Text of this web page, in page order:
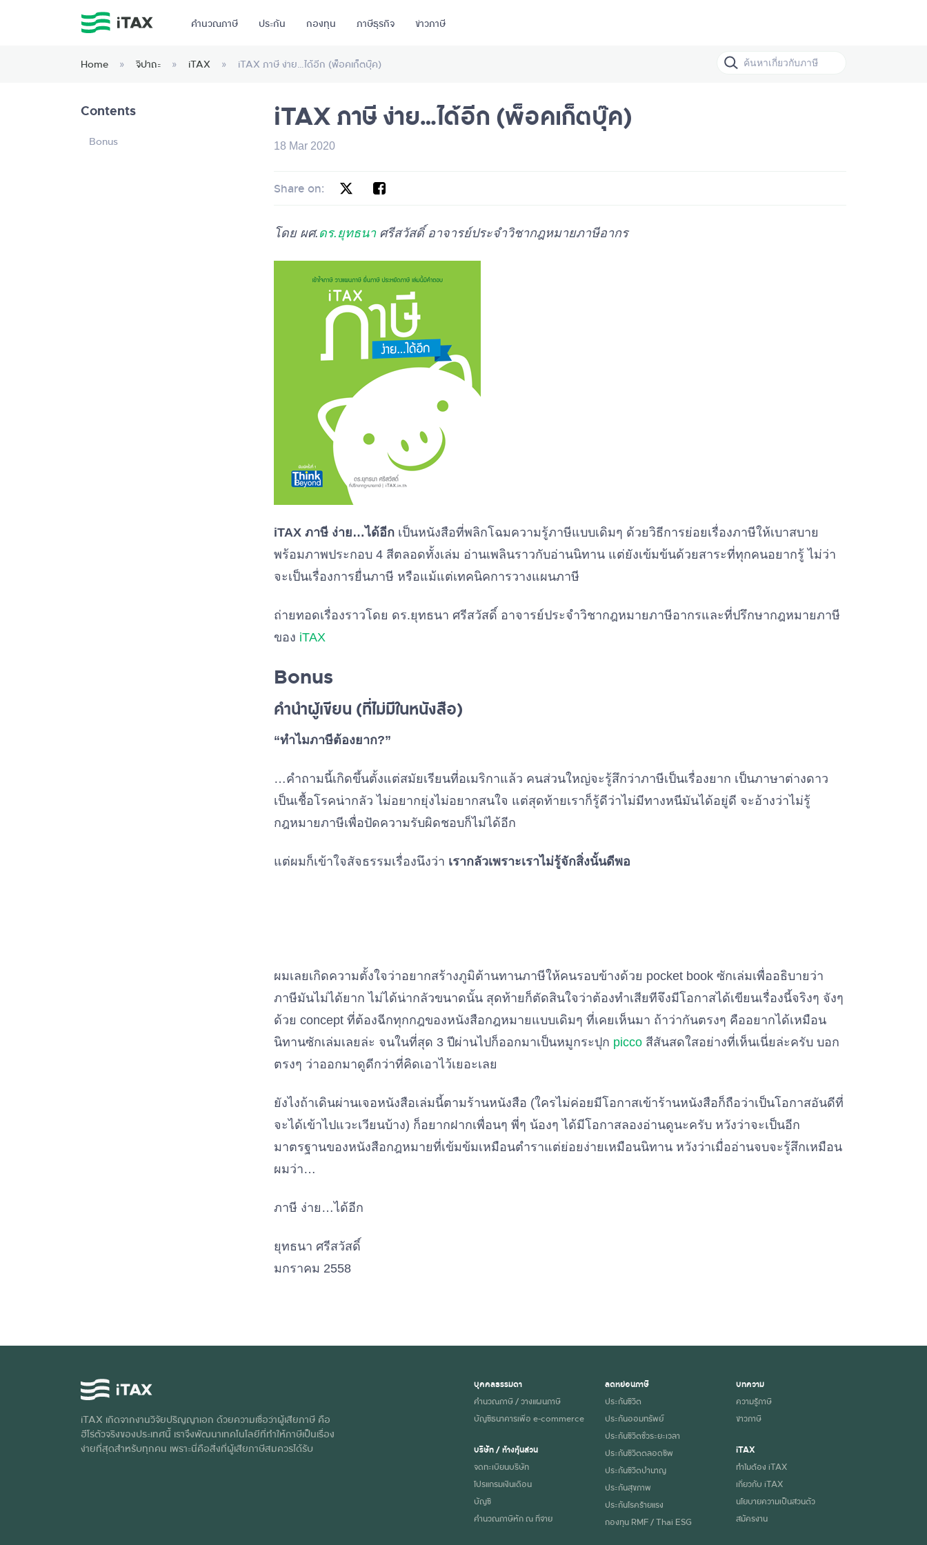
คำนวณภาษี ประกัน กองทุน ภาษีธุรกิจ ข่าวภาษี
Home » จิปาถะ » iTAX » iTAX ภาษี ง่าย…ได้อีก (พ็อคเก็ตบุ๊ค)
Contents
Bonus
iTAX ภาษี ง่าย…ได้อีก (พ็อคเก็ตบุ๊ค)
18 Mar 2020
Share on:
โดย ผศ. ดร.ยุทธนาศรีสวัสดิ์ อาจารย์ประจำวิชากฎหมายภาษีอากร
iTAX ภาษี ง่าย…ได้อีก เป็นหนังสือที่พลิกโฉมความรู้ภาษีแบบเดิมๆ ด้วยวิธีการย่อยเรื่องภาษีให้เบาสบาย
พร้อมภาพประกอบ 4 สีตลอดทั้งเล่ม อ่านเพลินราวกับอ่านนิทาน แต่ยังเข้มข้นด้วยสาระที่ทุกคนอยากรู้ ไม่ว่า
จะเป็นเรื่องการยื่นภาษี หรือแม้แต่เทคนิคการวางแผนภาษี
ถ่ายทอดเรื่องราวโดย ดร.ยุทธนา ศรีสวัสดิ์ อาจารย์ประจำวิชากฎหมายภาษีอากรและที่ปรึกษากฎหมายภาษี
ของ iTAX
Bonus
คำนำผู้เขียน (ที่ไม่มีในหนังสือ)
“ทำไมภาษีต้องยาก?”
…คำถามนี้เกิดขึ้นตั้งแต่สมัยเรียนที่อเมริกาแล้ว คนส่วนใหญ่จะรู้สึกว่าภาษีเป็นเรื่องยาก เป็นภาษาต่างดาว
เป็นเชื้อโรคน่ากลัว ไม่อยากยุ่งไม่อยากสนใจ แต่สุดท้ายเราก็รู้ดีว่าไม่มีทางหนีมันได้อยู่ดี จะอ้างว่าไม่รู้
กฎหมายภาษีเพื่อปัดความรับผิดชอบก็ไม่ได้อีก
แต่ผมก็เข้าใจสัจธรรมเรื่องนึงว่า เรากลัวเพราะเราไม่รู้จักสิ่งนั้นดีพอ
ผมเลยเกิดความตั้งใจว่าอยากสร้างภูมิต้านทานภาษีให้คนรอบข้างด้วย pocket book ซักเล่มเพื่ออธิบายว่า
ภาษีมันไม่ได้ยาก ไม่ได้น่ากลัวขนาดนั้น สุดท้ายก็ตัดสินใจว่าต้องทำเสียทีจึงมีโอกาสได้เขียนเรื่องนี้จริงๆ จังๆ
ด้วย concept ที่ต้องฉีกทุกกฎของหนังสือกฎหมายแบบเดิมๆ ที่เคยเห็นมา ถ้าว่ากันตรงๆ คืออยากได้เหมือน
นิทานซักเล่มเลยล่ะ จนในที่สุด 3 ปีผ่านไปก็ออกมาเป็นหมูกระปุก picco สีสันสดใสอย่างที่เห็นเนี่ยล่ะครับ บอก
ตรงๆ ว่าออกมาดูดีกว่าที่คิดเอาไว้เยอะเลย
ยังไงถ้าเดินผ่านเจอหนังสือเล่มนี้ตามร้านหนังสือ (ใครไม่ค่อยมีโอกาสเข้าร้านหนังสือก็ถือว่าเป็นโอกาสอันดีที่
จะได้เข้าไปแวะเวียนบ้าง) ก็อยากฝากเพื่อนๆ พี่ๆ น้องๆ ได้มีโอกาสลองอ่านดูนะครับ หวังว่าจะเป็นอีก
มาตรฐานของหนังสือกฎหมายที่เข้มข้มเหมือนตำราแต่ย่อยง่ายเหมือนนิทาน หวังว่าเมื่ออ่านจบจะรู้สึกเหมือน
ผมว่า…
ภาษี ง่าย…ได้อีก
ยุทธนา ศรีสวัสดิ์
มกราคม 2558
iTAX เกิดจากงานวิจัยปริญญาเอก ด้วยความเชื่อว่าผู้เสียภาษี คือ
ฮีโร่ตัวจริงของประเทศนี้ เราจึงพัฒนาเทคโนโลยีที่ทำให้ภาษีเป็นเรื่อง
ง่ายที่สุดสำหรับทุกคน เพราะนี่คือสิ่งที่ผู้เสียภาษีสมควรได้รับ
บุคคลธรรมดา
คำนวณภาษี / วางแผนภาษี
บัญชีธนาคารเพื่อ e-commerce
บริษัท / ห้างหุ้นส่วน
จดทะเบียนบริษัท
โปรแกรมเงินเดือน
บัญชี
คำนวณภาษีหัก ณ ที่จ่าย
ลดหย่อนภาษี
ประกันชีวิต
ประกันออมทรัพย์
ประกันชีวิตชั่วระยะเวลา
ประกันชีวิตตลอดชีพ
ประกันชีวิตบำนาญ
ประกันสุขภาพ
ประกันโรคร้ายแรง
กองทุน RMF / Thai ESG
บทความ
ความรู้ภาษี
ข่าวภาษี
iTAX
ทำไมต้อง iTAX
เกี่ยวกับ iTAX
นโยบายความเป็นส่วนตัว
สมัครงาน